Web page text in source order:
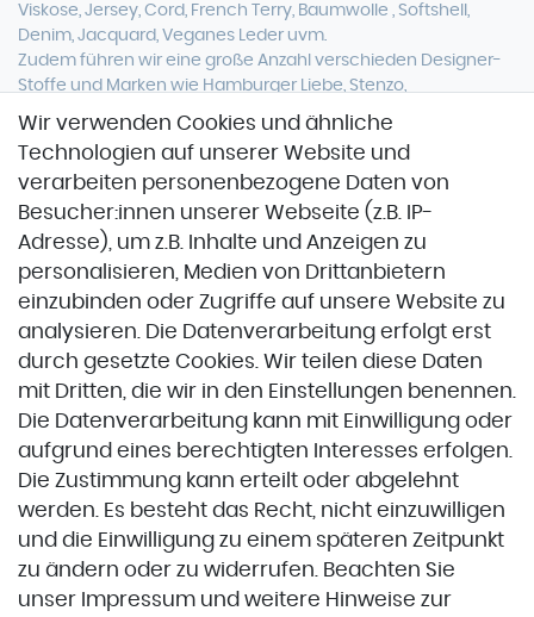
Viskose, Jersey, Cord, French Terry, Baumwolle , Softshell
Denim, Jacquard, Veganes Leder uvm.
Zudem führen wir eine große Anzahl verschieden Designer-
Stoffe und Marken wie Hamburger Liebe, Stenzo,
Zahlung & Versand
Zahlung & Versand
VORKASSE
Service
Wir verwenden Cookies und ähnliche
Technologien auf unserer Website und
verarbeiten personenbezogene Daten von
Besucher:innen unserer Webseite (z.B. IP-
Adresse), um z.B. Inhalte und Anzeigen zu
personalisieren, Medien von Drittanbietern
einzubinden oder Zugriffe auf unsere Website zu
analysieren. Die Datenverarbeitung erfolgt erst
durch gesetzte Cookies. Wir teilen diese Daten
mit Dritten, die wir in den Einstellungen benennen.
Die Datenverarbeitung kann mit Einwilligung oder
aufgrund eines berechtigten Interesses erfolgen.
Die Zustimmung kann erteilt oder abgelehnt
werden. Es besteht das Recht, nicht einzuwilligen
und die Einwilligung zu einem späteren Zeitpunkt
zu ändern oder zu widerrufen. Beachten Sie
unser Impressum und weitere Hinweise zur